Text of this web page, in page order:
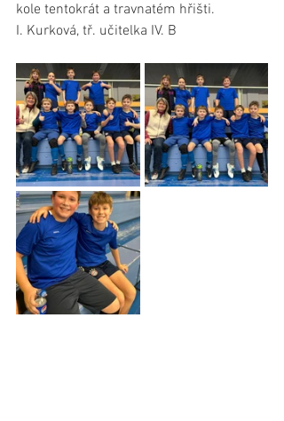
kole tentokrát a travnatém hřišti.
I. Kurková, tř. učitelka IV. B